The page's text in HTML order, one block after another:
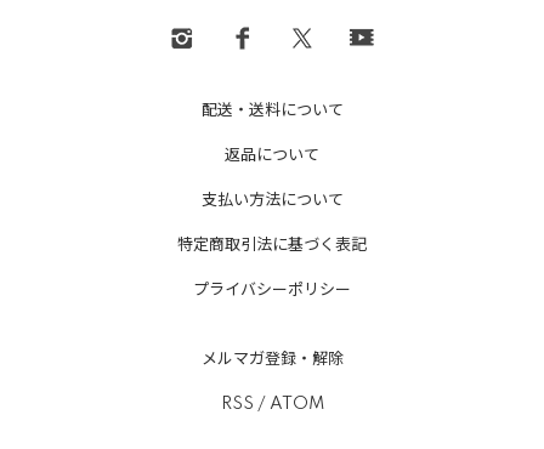
配送・送料について
返品について
支払い方法について
特定商取引法に基づく表記
プライバシーポリシー
メルマガ登録・解除
RSS / ATOM